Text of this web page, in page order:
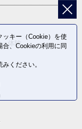
体験
ッキー（Cookie）を使
、Cookieの利用に同
みください。